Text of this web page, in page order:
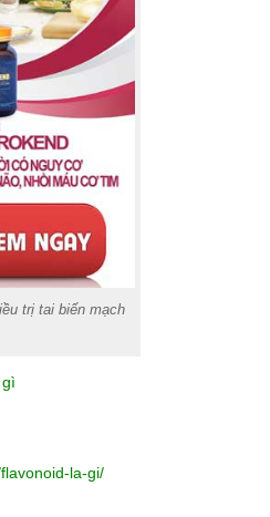
trị tai biến mạch
la-gi/